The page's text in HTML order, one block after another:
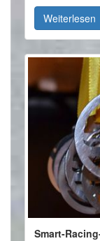
Weiterlesen
Smart-